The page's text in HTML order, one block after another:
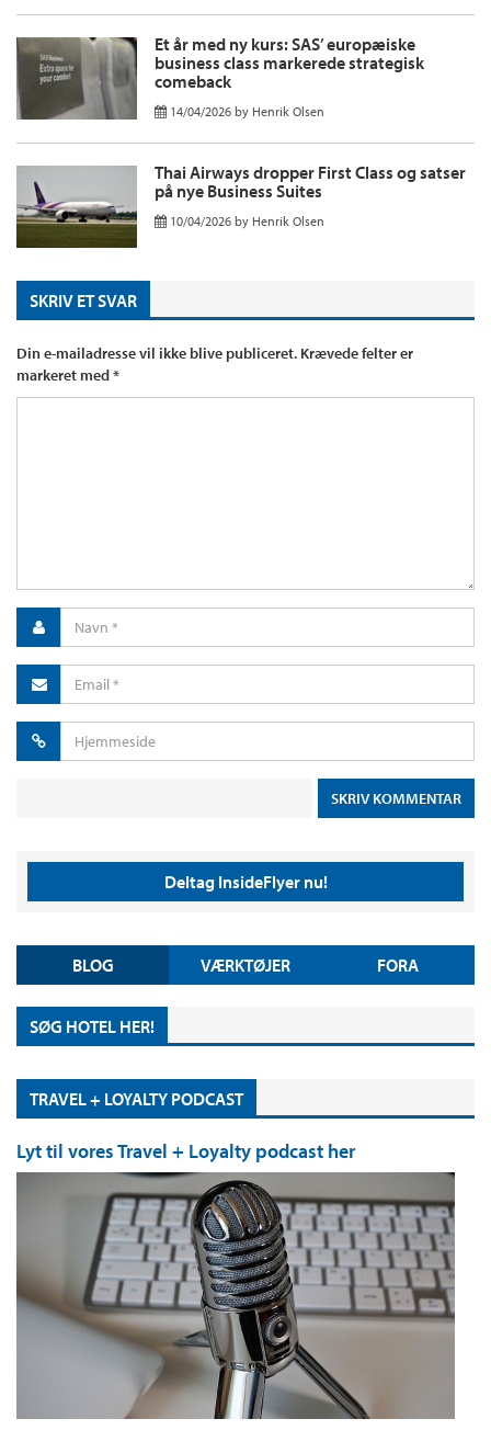
Et år med ny kurs: SAS’ europæiske
business class markerede strategisk
comeback
14/04/2026 by Henrik Olsen
Thai Airways dropper First Class og satser
på nye Business Suites
10/04/2026 by Henrik Olsen
SKRIV ET SVAR
Din e-mailadresse vil ikke blive publiceret. Krævede felter er
markeret med*
Deltag InsideFlyer nu!
BLOG VÆRKTØJER FORA
SØG HOTEL HER!
TRAVEL + LOYALTY PODCAST
Lyt til vores Travel + Loyalty podcast her